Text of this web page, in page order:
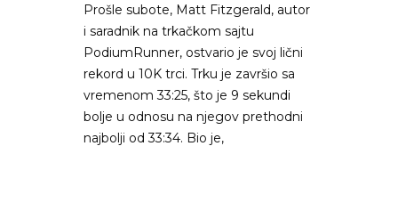
Prošle subote, Matt Fitzgerald, autor
i saradnik na trkačkom sajtu
PodiumRunner, ostvario je svoj lični
rekord u 10K trci. Trku je završio sa
vremenom 33:25, što je 9 sekundi
bolje u odnosu na njegov prethodni
najbolji od 33:34. Bio je,